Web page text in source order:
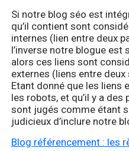
Si notre blog séo est
qu’il contient sont
internes (lien entre deux
l’inverse notre blogue est
alors ces liens sont
externes (liens entre
Etant donné que les liens
les robots, et qu’il y a
sont jugés comme étant
judicieux d’inclure notre
Blog référencement : les